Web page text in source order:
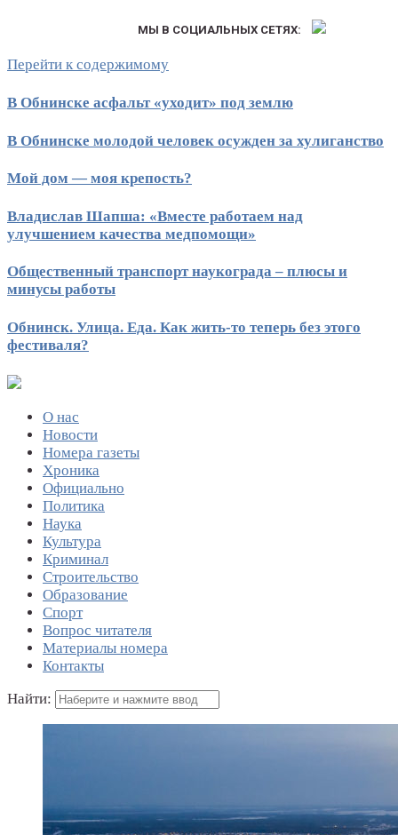
МЫ В СОЦИАЛЬНЫХ СЕТЯХ:
Перейти к содержимому
В Обнинске асфальт «уходит» под землю
В Обнинске молодой человек осужден за хулиганство
Мой дом — моя крепость?
Владислав Шапша: «Вместе работаем над
улучшением качества медпомощи»
Общественный транспорт наукограда – плюсы и
минусы работы
Обнинск. Улица. Еда. Как жить-то теперь без этого
фестиваля?
О нас
Новости
Номера газеты
Хроника
Официально
Политика
Наука
Культура
Криминал
Строительство
Образование
Спорт
Вопрос читателя
Материалы номера
Контакты
Найти: